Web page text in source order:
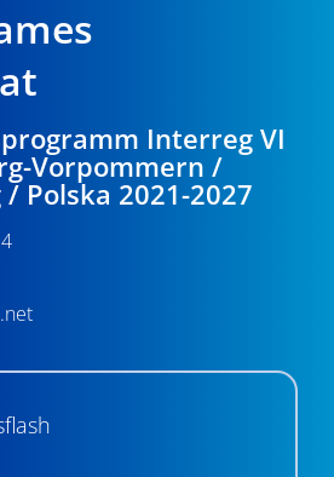
Interreg VI
Vorpommern /
Polska 2021-2027